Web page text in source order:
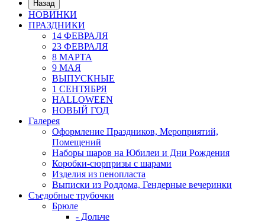
Назад
НОВИНКИ
ПРАЗДНИКИ
14 ФЕВРАЛЯ
23 ФЕВРАЛЯ
8 МАРТА
9 МАЯ
ВЫПУСКНЫЕ
1 СЕНТЯБРЯ
HALLOWEEN
НОВЫЙ ГОД
Галерея
Оформление Праздников, Мероприятий,
Помещений
Наборы шаров на Юбилеи и Дни Рождения
Коробки-сюрпризы с шарами
Изделия из пенопласта
Выписки из Роддома, Гендерные вечеринки
Съедобные трубочки
Брюле
- Дольче